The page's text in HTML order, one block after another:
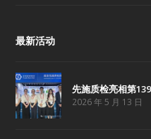
最新活动
先施质检亮相第
2026 年 5 月 13 日